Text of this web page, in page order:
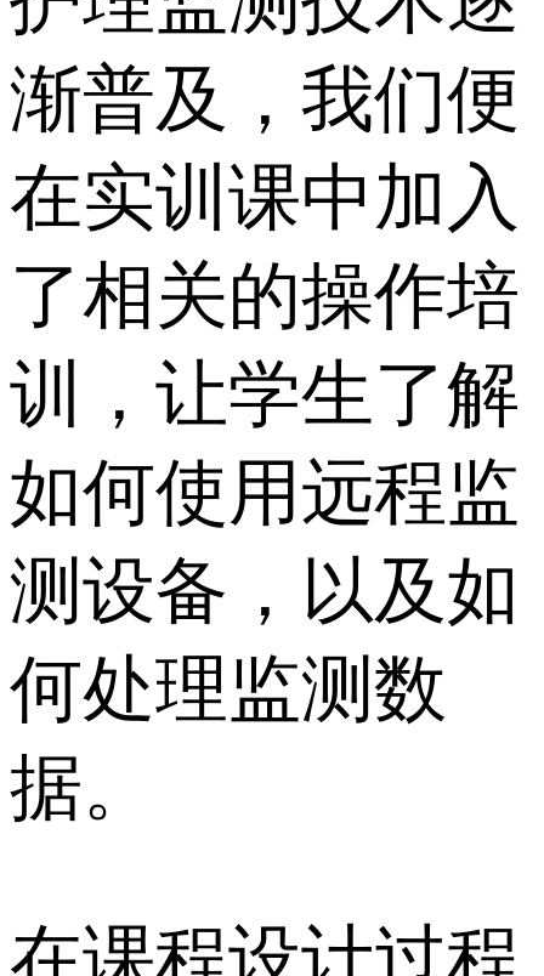
渐普及，我们便
在实训课中加入
了相关的操作培
训，让学生了解
如何使用远程监
测设备，以及如
何处理监测数
据。
在课程设计过程